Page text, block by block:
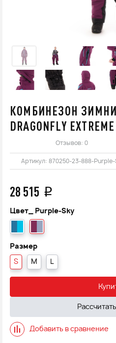
КОМБИНЕЗОН
DRAGONFLY
Отзывов: 0
Артикул: 870250-23-888-
28 515 q
Цвет_ Purple-Sky
Размер
S M L
Добавить в сравнение